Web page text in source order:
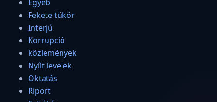
Egyéb
Fekete tükör
Interjú
Korrupció
közlemények
Nyílt levelek
Oktatás
Riport